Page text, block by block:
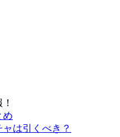
め
は引くべき？